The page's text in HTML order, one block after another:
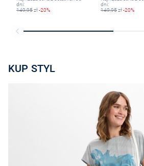
dni:
149,95zł-20%
dni:
149,95zł-20%
KUP STYL